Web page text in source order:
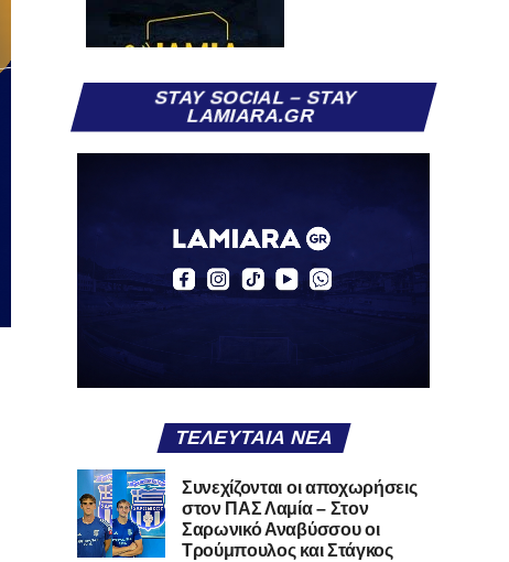
STAY SOCIAL – STAY
LAMIARA.GR
ΤΕΛΕΥΤΑΊΑ ΝΈΑ
Συνεχίζονται οι αποχωρήσεις
στον ΠΑΣ Λαμία – Στον
Σαρωνικό Αναβύσσου οι
Τρούμπουλος και Στάγκος